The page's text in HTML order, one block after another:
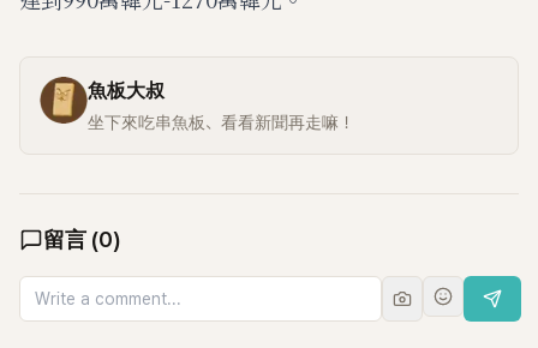
魚板大叔
坐下來吃串魚板、看看新聞再走嘛！
留言 (0)